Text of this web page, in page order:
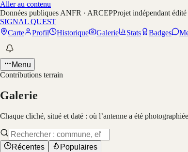
Aller au contenu
Données publiques ANFR · ARCEPProjet indépendant
SIGNAL QUEST
Carte
Profil Historique Galerie Stats Badges
Menu
Contributions terrain
Galerie
Chaque cliché, situé et daté : où l’antenne a été
Récentes
Populaires